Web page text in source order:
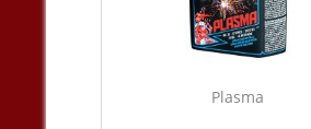
Plasma